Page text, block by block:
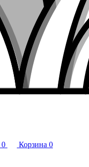
0 Корзина 0